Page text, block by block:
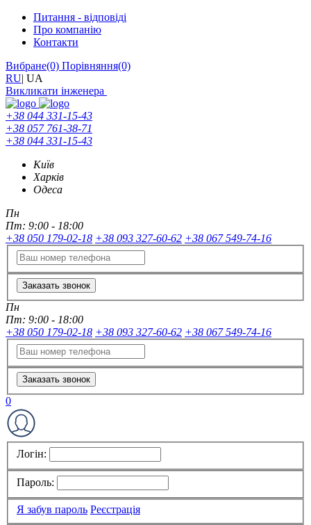
Питання - відповіді
Про компанію
Контакти
Вибране(0) Порівняння(0)
RU| UA
Викликати інженера
+38 044 331-15-43
+38 057 761-38-71
+38 044 331-15-43
Київ
Харків
Одеса
Пн
Пт: 9:00 - 18:00
+38 050 179-02-18 +38 093 327-60-62 +38 067 549-74-16
Заказать звонок
Пн
Пт: 9:00 - 18:00
+38 050 179-02-18 +38 093 327-60-62 +38 067 549-74-16
Заказать звонок
0
Логін:
Пароль:
Я забув пароль Реєстрація